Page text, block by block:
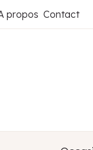
propos Contact